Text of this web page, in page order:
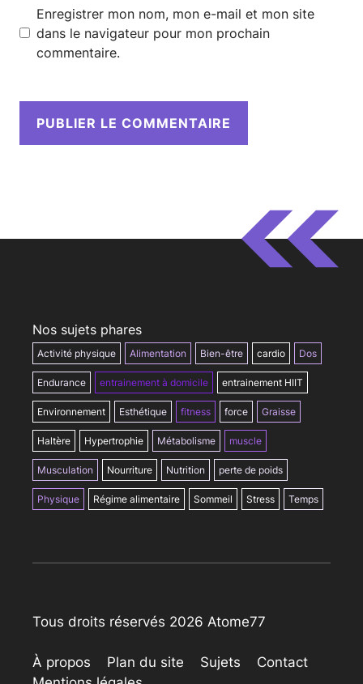
Enregistrer mon nom, mon e-mail et mon site
dans le navigateur pour mon prochain
commentaire.
Nos sujets phares
Activité physique Alimentation Bien-être cardio Dos
Endurance entrainement à domicile entrainement HIIT
Environnement Esthétique fitness force Graisse
Haltère Hypertrophie Métabolisme muscle
Musculation Nourriture Nutrition perte de poids
Physique Régime alimentaire Sommeil Stress Temps
Tous droits réservés 2026 Atome77
À propos Plan du site Sujets
Contact